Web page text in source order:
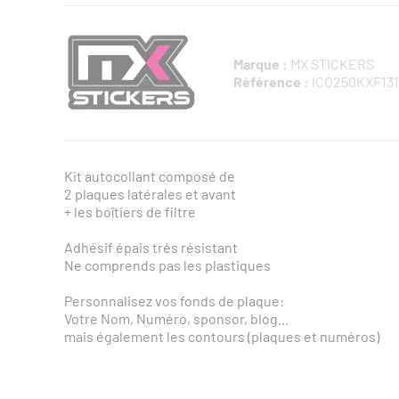
Marque : MX STICKERS
Référence :
Kit autocollant composé de
2 plaques latérales et avant
+ les boîtiers de filtre
Adhésif épais trés résistant
Ne comprends pas les plastiques
Personnalisez vos fonds de plaque:
Votre Nom, Numéro, sponsor, blog...
mais également les contours (plaques et numéros)